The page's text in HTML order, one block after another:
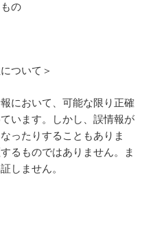
の
ついて＞
において、可能な限り正確
います。しかし、誤情報が
ったりすることもありま
るものではありません。ま
しません。